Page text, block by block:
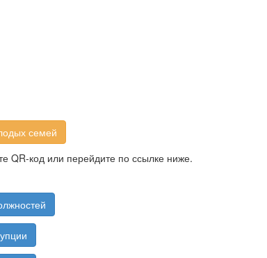
семей
QR-код или перейдите по ссылке ниже.